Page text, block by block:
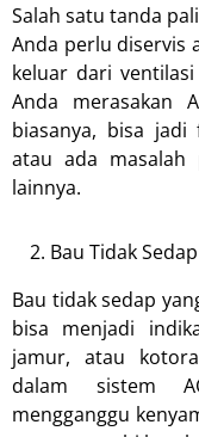
Salah satu tanda
Anda perlu diservis
keluar dari
Anda merasakan
biasanya, bisa
atau ada masalah
lainnya.
Bau Tidak
Bau tidak sedap
bisa menjadi
jamur, atau
dalam sistem
mengganggu